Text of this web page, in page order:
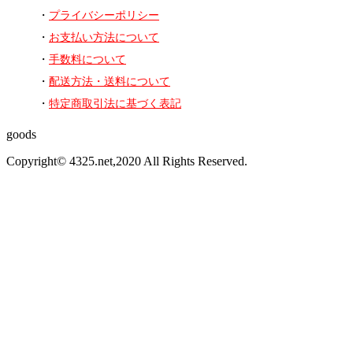
プライバシーポリシー
お支払い方法について
手数料について
配送方法・送料について
特定商取引法に基づく表記
goods
Copyright© 4325.net,2020 All Rights Reserved.